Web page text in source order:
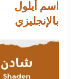
اسم أيلول
بالإنجليزي